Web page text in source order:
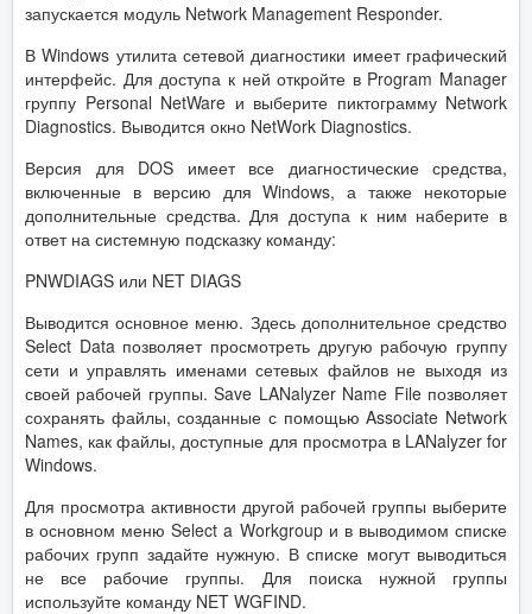
запускается модуль Network Management Responder.
В Windows утилита сетевой диагностики имеет графический
интерфейс. Для доступа к ней откройте в Program Manager
группу Personal NetWare и выберите пиктограмму Network
Diagnostics. Выводится окно NetWork Diagnostics.
Версия для DOS имеет все диагностические средства,
включенные в версию для Windows, а также некоторые
дополнительные средства. Для доступа к ним наберите в
ответ на системную подсказку команду:
PNWDIAGS или NET DIAGS
Выводится основное меню. Здесь дополнительное средство
Select Data позволяет просмотреть другую рабочую группу
сети и управлять именами сетевых файлов не выходя из
своей рабочей группы. Save LANalyzer Name File позволяет
сохранять файлы, созданные с помощью Associate Network
Names, как файлы, доступные для просмотра в LANalyzer for
Windows.
Для просмотра активности другой рабочей группы выберите
в основном меню Select a Workgroup и в выводимом списке
рабочих групп задайте нужную. В списке могут выводиться
не все рабочие группы. Для поиска нужной группы
используйте команду NET WGFIND.